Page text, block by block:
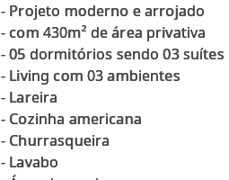
- Projeto moderno e arrojado
- com 430m² de área privativa
- 05 dormitórios sendo 03 suítes
- Living com 03 ambientes
- Lareira
- Cozinha americana
- Churrasqueira
- Lavabo